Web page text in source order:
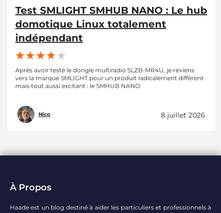
Test SMLIGHT SMHUB NANO : Le hub
domotique Linux totalement
indépendant
Après avoir testé le dongle multiradio SLZB-MR4U, je reviens
vers la marque SMLIGHT pour un produit radicalement différent
mais tout aussi excitant : le SMHUB NANO.
Nico 8 juillet 2026
À Propos
Haade est un blog destiné à aider les particuliers et professionnels à